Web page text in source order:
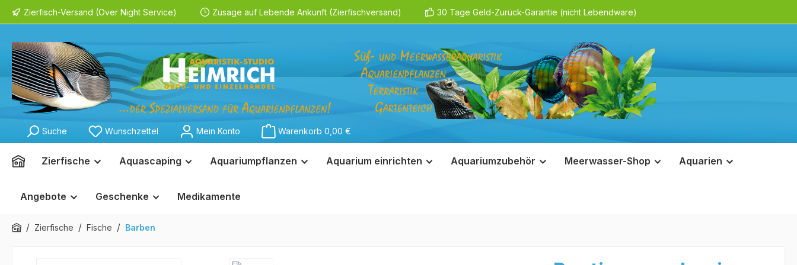
Zur Hauptnavigation springen
Zierfisch-Versand (Over Night Service) Zusage auf Lebende Ankunft (Zierfischversand) 30 Tage Geld-Zurück-Garantie (nicht Lebendware)
Suche Wunschzettel Mein Konto Warenkorb 0,00 €
Zierfische Aquascaping Aquariumpflanzen Aquarium einrichten Aquariumzubehör Meerwasser-Shop Aquarien
Angebote Geschenke Medikamente
/ Zierfische / Fische / Barben